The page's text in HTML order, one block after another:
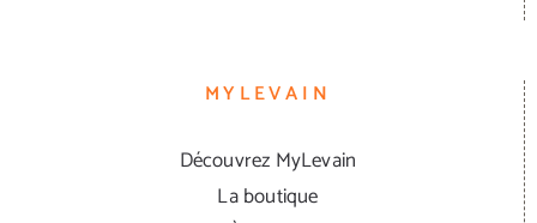
MYLEVAIN
Découvrez MyLevain
La boutique